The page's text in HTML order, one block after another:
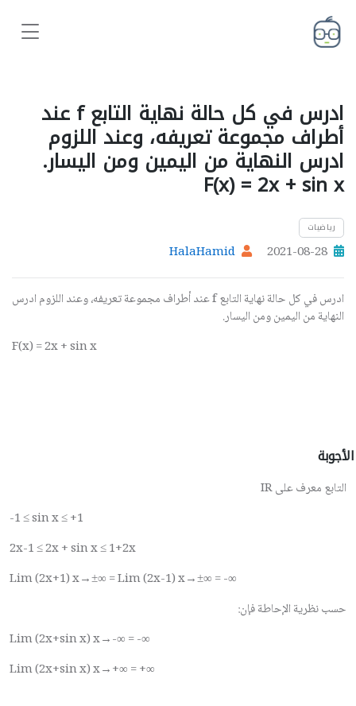
ادرس في كل حالة نهاية التابع f عند
أطراف مجموعة تعريفه، وعند اللزوم
ادرس النهاية من اليمين ومن اليسار.
F(x) = 2x + sin x
رياضيات
2021-08-28
HalaHamid
ادرس في كل حالة نهاية التابعfعند أطراف مجموعة تعريفه، وعند اللزوم ادرس
النهاية من اليمين ومن اليسار.
F(x) = 2x + sin x
الأجوبة
التابع معرف علىIR
-1 ≤ sin x ≤ +1
2x-1 ≤ 2x + sin x ≤ 1+2x
Lim (2x+1) x→±∞ = Lim (2x-1) x→±∞ = -∞
حسب نظرية الإحاطة فإن:
Lim (2x+sin x) x→-∞ =-∞
Lim (2x+sin x) x→+∞ = +∞